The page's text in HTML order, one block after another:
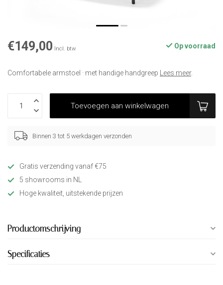
€149,00 Incl. btw Op voorraad
Comfortabele armstoel · met handige handgreep Lees meer.
Toevoegen aan winkelwagen
Binnen 3 tot 5 werkdagen verzonden
Gratis verzending vanaf €75
5 showrooms in NL
Hoge kwaliteit, uitstekende prijzen
Productomschrijving
Specificaties